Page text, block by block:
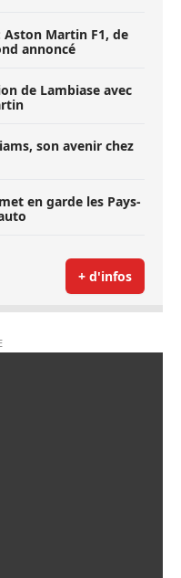
Aston Martin F1, de
annoncé
de Lambiase avec
son avenir chez
en garde les Pays-
+ d'infos